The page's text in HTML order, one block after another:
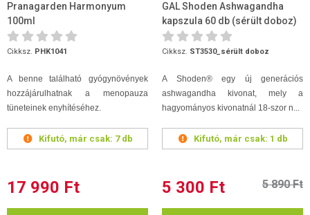
Pranagarden Harmonyum
100ml
Cikksz. PHK1041
A benne található gyógynövények
hozzájárulhatnak a menopauza
tüneteinek enyhítéséhez.
Kifutó, már csak: 7 db
17 990 Ft
GAL Shoden Ashwagandha
kapszula 60 db (sérült doboz)
Cikksz. ST3530_sérült doboz
A Shoden® egy új generációs
ashwagandha kivonat, mely a
hagyományos kivonatnál 18-szor n...
Kifutó, már csak: 1 db
5 300 Ft 5 890 Ft